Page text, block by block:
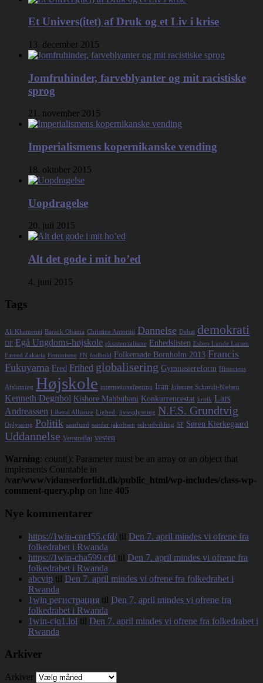
Et Univers(itet) af Druk og et Liv i krise
13. december 2015
Jomfruhinder, farveblyanter og mit racistiske
sprog
21. november 2015
Imperialismens kopernikanske vending
18. oktober 2015
Uopdragelse
20. juli 2015
Alt det gode i mit ho’ed
4. juni 2015
Tags
Ali Khamenei Barack Obama Christine Antorini Dannelse Debat demokrati
DF Egå Ungdoms-højskole eksistentialisme Enhedslisten Esben Lunde Larsen
Fareed Zakaria Feminisme FN fodbold Folkemøde Bornholm 2013 Francis
Fukuyama Fred Frihed globalisering Gymnasiereform Historiens
Afslutning Højskole internationalisering Iran Johanne Schmidt-Nielsen
Kenneth Degnbol Kishore Mahbubani Konkurrencestat kritik Lars
Andreassen Liberal Alliance Lighed. livsoplysning N.F.S. Grundtvig
Oplysning Politik samfund sander jakobsen selvudvikling SF Søren Kierkegaard
Uddannelse Venstrefløj vesten
Warning: count(): Parameter must be an array or an object that
implements Countable in
/var/www/vidanserforlidt.dk/public_html/wp-includes/class-wp-
comment-query.php on line 405
Nye kommentarer
https://1win-cnr455.cfd/til Den 7. april mindes vi ofrene fra
folkedrabet i Rwanda
https://1win-cha599.cfd til Den 7. april mindes vi ofrene fra
folkedrabet i Rwanda
abcvip til Den 7. april mindes vi ofrene fra folkedrabet i
Rwanda
1win регистрация til Den 7. april mindes vi ofrene fra
folkedrabet i Rwanda
1win-ciq1.lol til Den 7. april mindes vi ofrene fra folkedrabet i
Rwanda
Arkiver
Arkiver